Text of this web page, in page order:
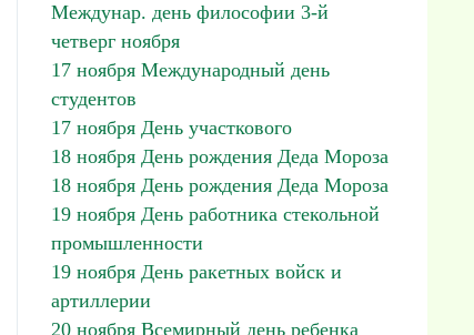
Междунар. день философии 3-й
четверг ноября
17 ноября Международный день
студентов
17 ноября День участкового
18 ноября День рождения Деда Мороза
18 ноября День рождения Деда Мороза
19 ноября День работника стекольной
промышленности
19 ноября День ракетных войск и
артиллерии
20 ноября Всемирный день ребенка